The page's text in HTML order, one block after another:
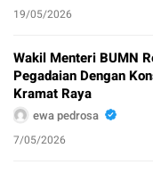
19/05/2026
Wakil Menteri BUMN
Pegadaian Dengan
Kramat Raya
ewa pedrosa
7/05/2026